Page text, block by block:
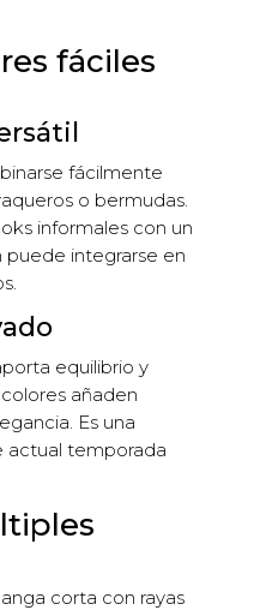
fáciles
fácilmente
o bermudas.
informales con un
integrarse en
equilibrio y
añaden
Es una
actual temporada
corta con rayas